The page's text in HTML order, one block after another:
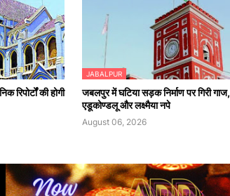
रिपोर्टों की होगी
JABALPUR
जबलपुर में घटिया सड़क निर्माण पर गिरी गाज,
एडूकोण्डलू और लक्ष्मैया नपे
August 06, 2026